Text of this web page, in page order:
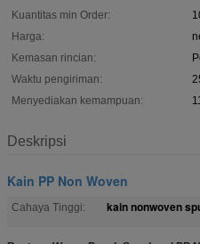
Kuantitas min Order:
Harga:
Kemasan rincian:
Waktu pengiriman:
Menyediakan kemampuan:
Deskripsi
Kain PP Non Woven
Cahaya Tinggi: kain nonwoven